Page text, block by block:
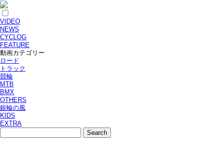
VIDEO
NEWS
CYCLOG
FEATURE
動画カテゴリー
ロード
トラック
競輪
MTB
BMX
OTHERS
銀輪の風
KIDS
EXTRA